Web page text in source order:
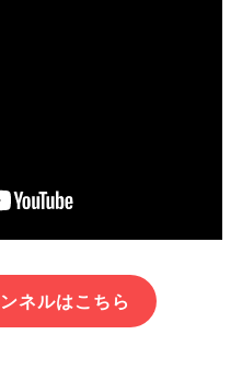
ネルはこちら